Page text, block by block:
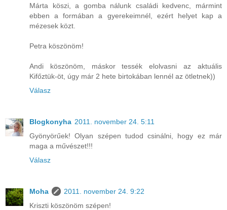
Márta köszi, a gomba nálunk családi kedvenc, mármint
ebben a formában a gyerekeimnél, ezért helyet kap a
mézesek közt.
Petra köszönöm!
Andi köszönöm, máskor tessék elolvasni az aktuális
Kifőztük-öt, úgy már 2 hete birtokában lennél az ötletnek))
Válasz
Blogkonyha 2011. november 24. 5:11
Gyönyörűek! Olyan szépen tudod csinálni, hogy ez már
maga a művészet!!!
Válasz
Moha
2011. november 24. 9:22
Kriszti köszönöm szépen!